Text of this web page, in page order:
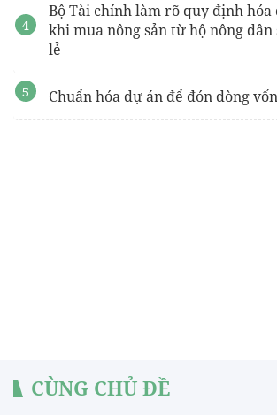
Bộ Tài chính làm rõ quy định
khi mua nông sản từ hộ nông dân
lẻ
Chuẩn hóa dự án để đón dòng
CÙNG CHỦ ĐỀ